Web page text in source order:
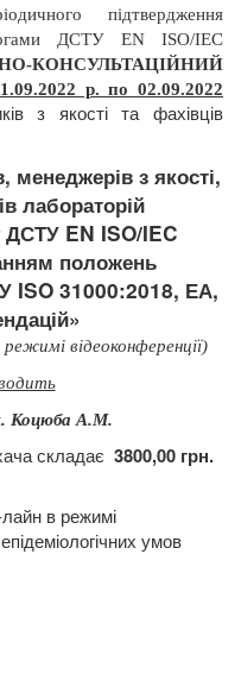
підтвердження
ДСТУ EN
ISO/IEC
КОНСУЛЬТАЦІЙНИЙ
р. по 02.09.2022
з якості та фахівців
менеджерів з якості,
лабораторій
ДСТУ EN ISO/IEC
положень
ISO 31000:2018, ЕА,
відеоконференції)
Коцюба А.М.
складає 3800,00 грн.
в режимі
умов